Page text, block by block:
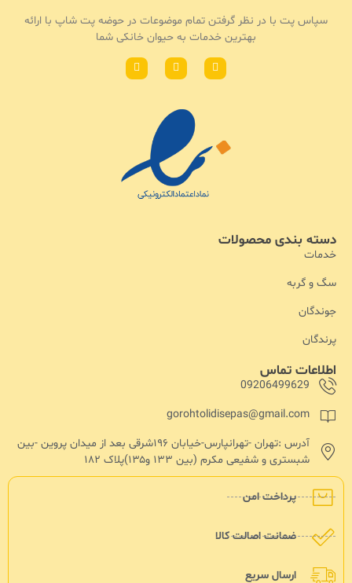
پرداخت امن
ضمانت اصالت کالا
ارسال سریع
اطلاعات تماس
09206499629
gorohtolidisepas@gmail.com
آدرس :تهران -تهرانپارس-خیابان ۱۹۶شرقی بعد از میدان پروین -بین
شبستری و شفیعی مکرم (بین ۱۳۳ و۱۳۵)پلاک ۱۸۲
دسته بندی محصولات
خدمات
سگ و گربه
جوندگان
پرندگان
سپاس پت با در نظر گرفتن تمام موضوعات در حوضه پت شاپ با ارائه
بهترین خدمات به حیوان خانکی شما